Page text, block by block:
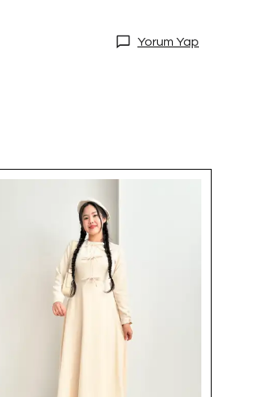
Yorum Yap